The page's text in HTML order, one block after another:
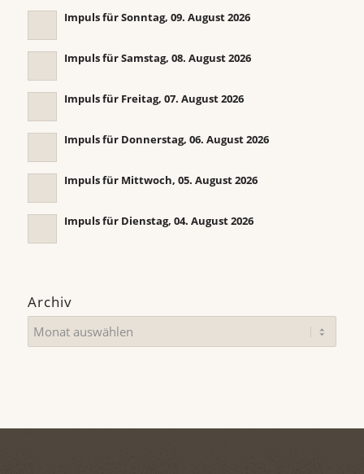
Impuls für Sonntag, 09. August 2026
Impuls für Samstag, 08. August 2026
Impuls für Freitag, 07. August 2026
Impuls für Donnerstag, 06. August 2026
Impuls für Mittwoch, 05. August 2026
Impuls für Dienstag, 04. August 2026
Archiv